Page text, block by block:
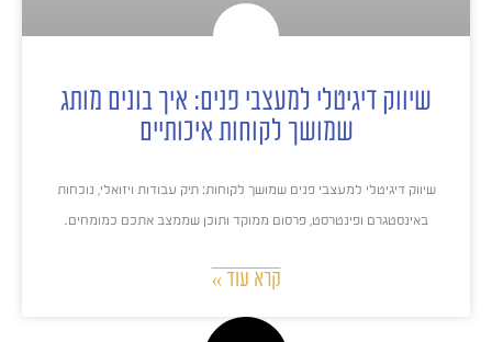
שיווק דיגיטלי למעצבי פנים: איך בונים מותג
שמושך לקוחות איכותיים
שיווק דיגיטלי למעצבי פנים שמושך לקוחות: תיק עבודות ויזואלי, נוכחות
באינסטגרם ופינטרסט, פרסום ממוקד ותוכן שממצב אתכם כמומחים.
קרא עוד »